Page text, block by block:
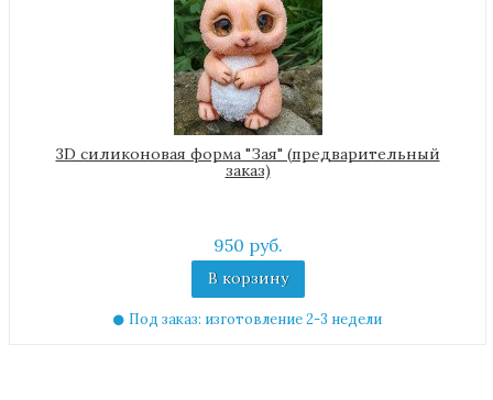
3D cиликоновая форма "Зая" (предварительный
заказ)
950 руб.
В корзину
Под заказ: изготовление 2-3 недели